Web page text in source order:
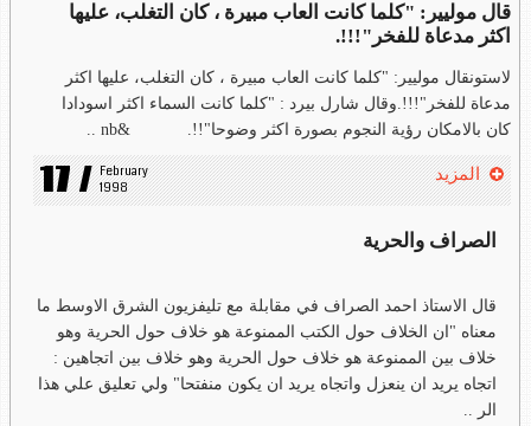
قال موليير: "كلما كانت العاب مبيرة ، كان التغلب، عليها
اكثر مدعاة للفخر"!!!.
لاستونقال موليير: "كلما كانت العاب مبيرة ، كان التغلب، عليها اكثر
مدعاة للفخر"!!!.وقال شارل بيرد : "كلما كانت السماء اكثر اسودادا
كان بالامكان رؤية النجوم بصورة اكثر وضوحا"!!. &nb ..
17 / February
1998
المزيد
الصراف والحرية
قال الاستاذ احمد الصراف في مقابلة مع تليفزيون الشرق الاوسط ما
معناه "ان الخلاف حول الكتب الممنوعة هو خلاف حول الحرية وهو
خلاف بين الممنوعة هو خلاف حول الحرية وهو خلاف بين اتجاهين :
اتجاه يريد ان ينعزل واتجاه يريد ان يكون منفتحا" ولي تعليق علي هذا
الر ..